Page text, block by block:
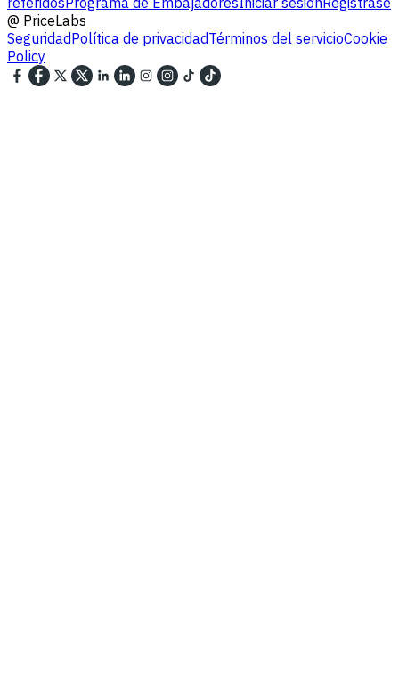
@ PriceLabs
SeguridadPolítica de privacidadTérminos del servicioCookie
Policy